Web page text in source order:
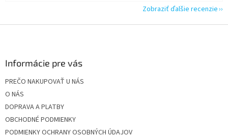
Zobraziť ďalšie recenzie
Informácie pre vás
PREČO NAKUPOVAŤ U NÁS
O NÁS
DOPRAVA A PLATBY
OBCHODNÉ PODMIENKY
PODMIENKY OCHRANY OSOBNÝCH ÚDAJOV